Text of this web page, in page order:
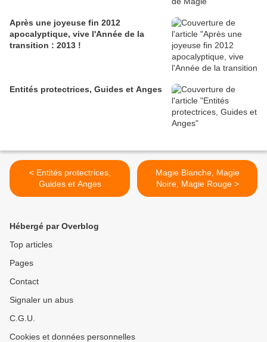
Après une joyeuse fin 2012
apocalyptique, vive l'Année de la
transition : 2013 !
Entités protectrices, Guides et Anges
< Entités protectrices,
Guides et Anges
Magie Blanche, Magie
Noire, Magie Rouge >
Hébergé par Overblog
Top articles
Pages
Contact
Signaler un abus
C.G.U.
Cookies et données personnelles